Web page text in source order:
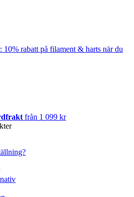
10% rabatt på filament & harts när du
från 1 099 kr